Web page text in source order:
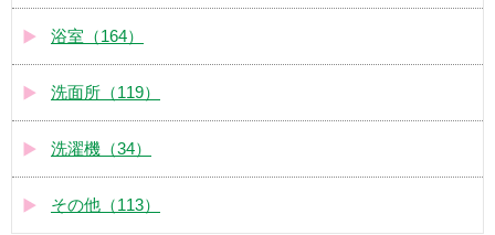
浴室（164）
洗面所（119）
洗濯機（34）
その他（113）